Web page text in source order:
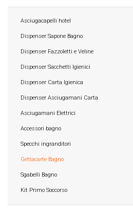
Asciugacapelli hotel
Dispenser Sapone Bagno
Dispenser Fazzoletti e Veline
Dispenser Sacchetti Igienici
Dispenser Carta Igienica
Dispenser Asciugamani Carta
Asciugamani Elettrici
Accessori bagno
Specchi ingranditori
Gettacarte Bagno
Sgabelli Bagno
Kit Primo Soccorso